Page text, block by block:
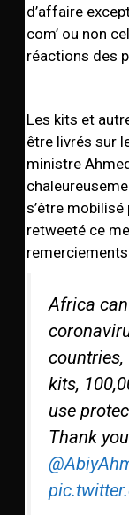
d’affaire
com’ ou non
réactions des
Les kits et
être livrés sur
ministre
s’être
retweeté ce
remerciements
Africa
countries,
kits,
use
Thank you